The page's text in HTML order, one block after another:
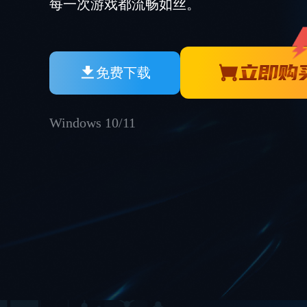
每一次游戏都流畅如丝。
免费下载 立即购
Windows 10/11